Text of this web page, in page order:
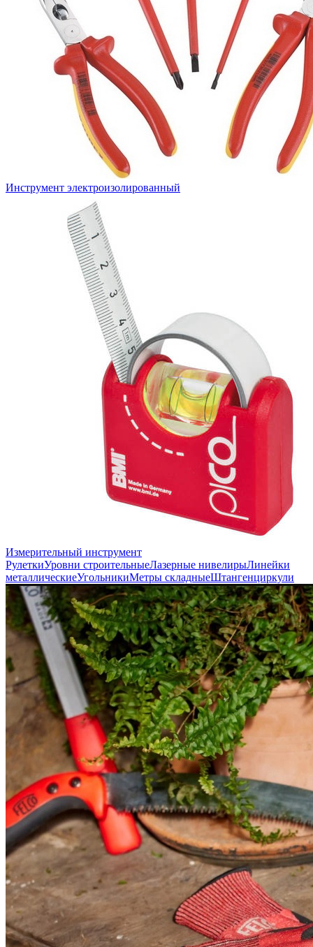
Инструмент электроизолированный
Измерительный инструмент
РулеткиУровни строительныеЛазерные нивелирыЛинейки
металлическиеУгольникиМетры складныеШтангенциркули